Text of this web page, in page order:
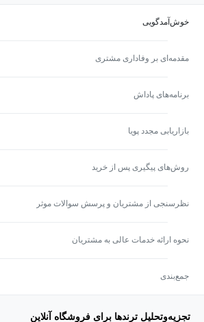
خوش‌آمدگویی
مقدمه‌ای بر وفاداری مشتری
برنامه‌های پاداش
بازاریابی مجدد پویا
روش‌های پیگیری پس از خرید
نظرسنجی از مشتریان و پرسش سوالات موثر
نحوه ارائه خدمات عالی به مشتریان
جمع‌بندی
تجزیه‌وتحلیل ترندها برای فروشگاه آنلاین